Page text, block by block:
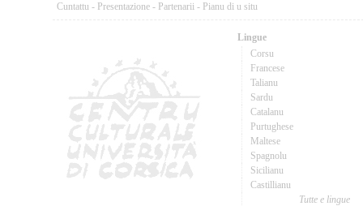
Cuntattu - Presentazione - Partenarii - Pianu di u situ
Lingue
Corsu
Francese
Talianu
Sardu
Catalanu
Purtughese
Maltese
Spagnolu
Sicilianu
Castillianu
Tutte e lingue